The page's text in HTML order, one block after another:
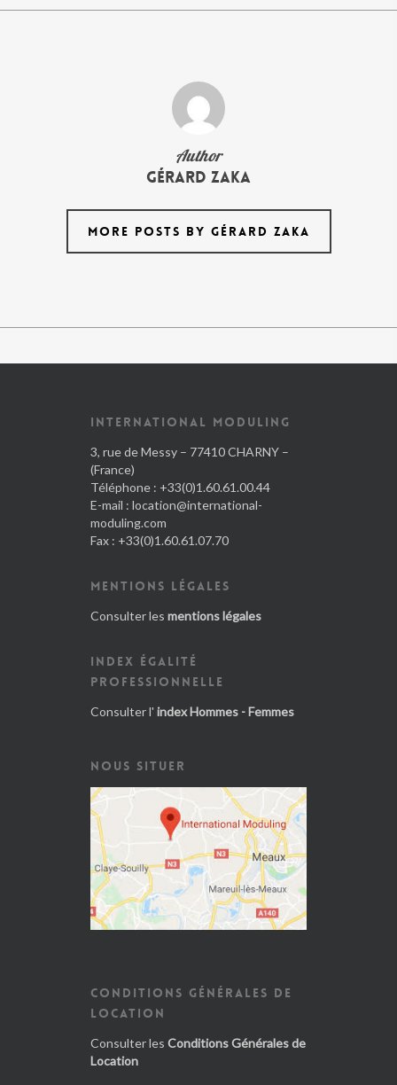
Author
Gérard Zaka
MORE POSTS BY GÉRARD ZAKA
INTERNATIONAL MODULING
3, rue de Messy – 77410 CHARNY –
(France)
Téléphone : +33(0)1.60.61.00.44
E-mail : location@international-
moduling.com
Fax : +33(0)1.60.61.07.70
MENTIONS LÉGALES
Consulter les mentions légales
INDEX ÉGALITÉ
PROFESSIONNELLE
Consulter l' index Hommes - Femmes
NOUS SITUER
CONDITIONS GÉNÉRALES DE
LOCATION
Consulter les Conditions Générales de
Location